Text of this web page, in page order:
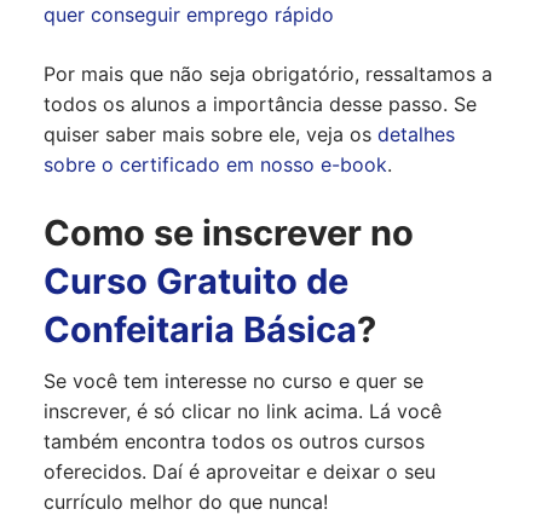
quer conseguir emprego rápido
Por mais que não seja obrigatório, ressaltamos a
todos os alunos a importância desse passo. Se
quiser saber mais sobre ele, veja os detalhes
sobre o certificado em nosso e-book.
Como se inscrever no
Curso Gratuito de
Confeitaria Básica?
Se você tem interesse no curso e quer se
inscrever, é só clicar no link acima. Lá você
também encontra todos os outros cursos
oferecidos. Daí é aproveitar e deixar o seu
currículo melhor do que nunca!